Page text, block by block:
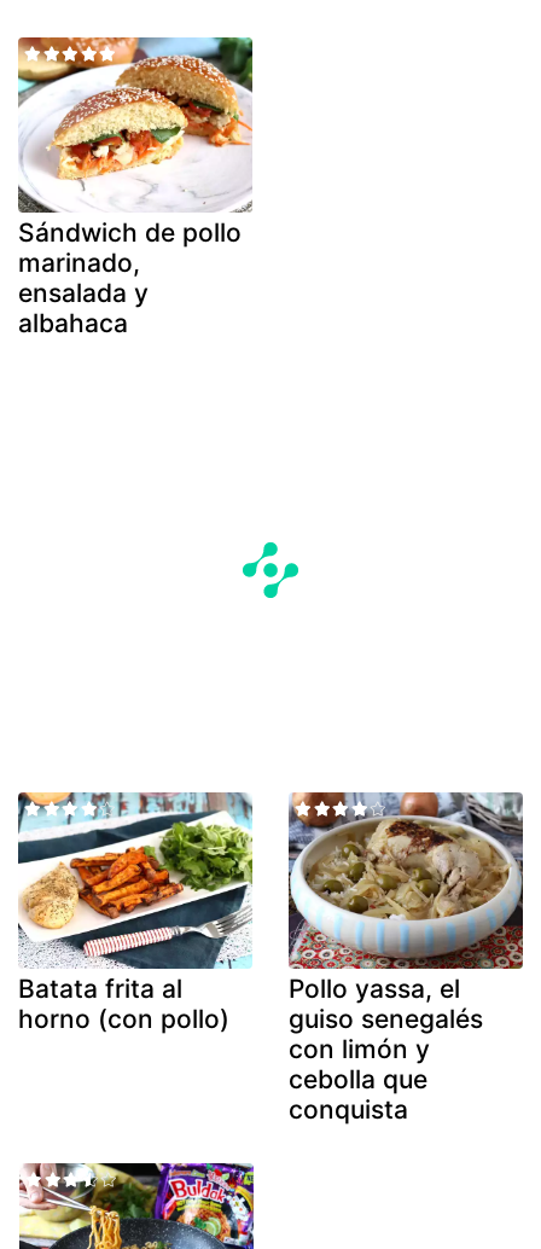
Sándwich de pollo
marinado,
ensalada y
albahaca
Batata frita al
horno (con pollo)
Pollo yassa, el
guiso senegalés
con limón y
cebolla que
conquista